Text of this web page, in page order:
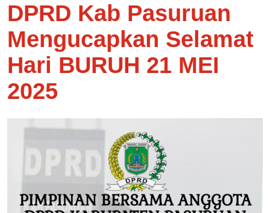
DPRD Kab Pasuruan
Mengucapkan Selamat
Hari BURUH 21 MEI
2025